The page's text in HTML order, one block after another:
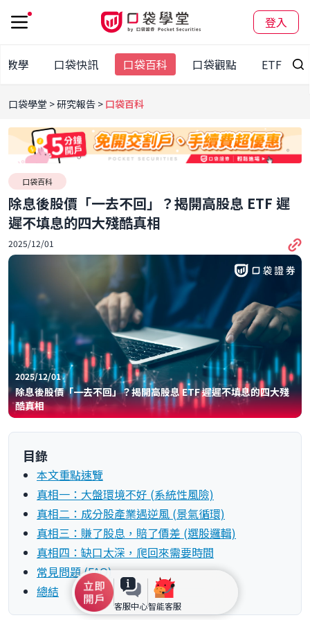
登入
客服中心智能客服
教學 口袋快訊 口袋百科 口袋觀點 ETF
口袋學堂 研究報告 口袋百科
口袋百科
除息後股價「一去不回」？揭開高股息 ETF 遲
遲不填息的四大殘酷真相
2025/12/01
2025/12/01
除息後股價「一去不回」？揭開高股息 ETF 遲遲不填息的四大殘
酷真相
目錄
本文重點速覽
真相一：大盤環境不好 (系統性風險)
真相二：成分股產業遇逆風 (景氣循環)
真相三：賺了股息，賠了價差 (選股邏輯)
真相四：缺口太深，爬回來需要時間
常見問題 (FAQ)
總結